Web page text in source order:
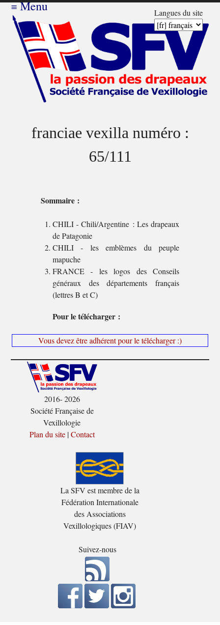
Langues du site
≡Menu
franciae vexilla numéro :
65/111
Sommaire :
CHILI - Chili/Argentine : Les drapeaux
de Patagonie
CHILI - les emblèmes du peuple
mapuche
FRANCE - les logos des Conseils
généraux des départements français
(lettres B et C)
Pour le télécharger :
Vous devez être adhérent pour le télécharger :)
2016- 2026
Société Française de
Vexillologie
Plan du site|Contact
La SFV est membre de la
Fédération Internationale
des Associations
Vexillologiques (FIAV)
Suivez-nous